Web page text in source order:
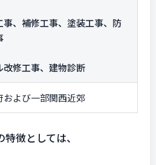
事、補修工事、塗装工事、防
改修工事、建物診断
および一部関西近郊
徴としては、